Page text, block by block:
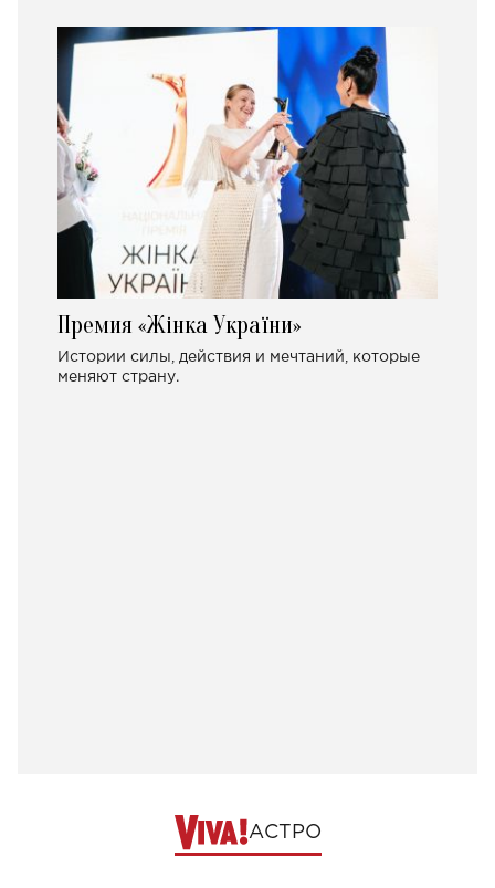
Премия «Жінка України»
Истории силы, действия и мечтаний, которые
меняют страну.
АСТРО